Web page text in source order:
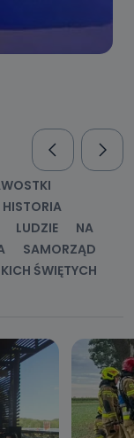
HISTORIA
LUDZIE
NA
SAMORZĄD
ŚWIĘTYCH